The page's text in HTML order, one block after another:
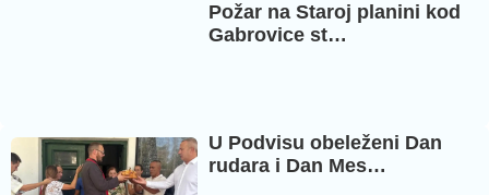
Požar na Staroj planini kod
Gabrovice st…
U Podvisu obeleženi Dan
rudara i Dan Mes…